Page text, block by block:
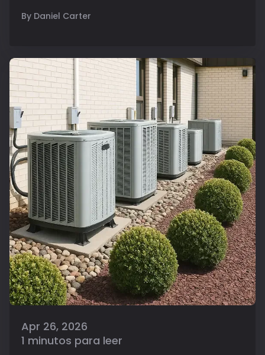
By Daniel Carter
Apr 26, 2026
1 minutos para leer